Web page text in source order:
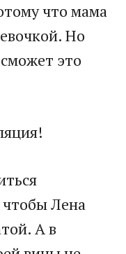
что мама
Но
это
Лена
А в